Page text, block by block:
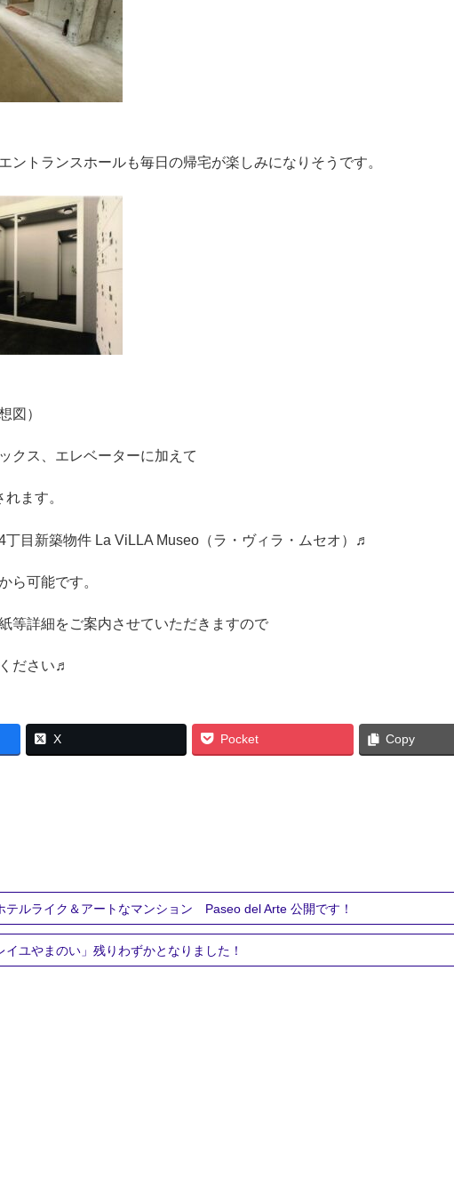
ントランスホールも毎日の帰宅が楽しみになりそうです。
図）
クス、エレベーターに加えて
ます。
丁目新築物件 La ViLLA Museo （ラ・ヴィラ・ムセオ）♬
ら可能です。
等詳細をご案内させていただきますので
ださい♬
X Pocket Copy
ルライク＆アートなマンション Paseo del Arte 公開です！
ユやまのい」残りわずかとなりました！